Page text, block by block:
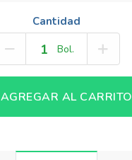
Cantidad
Bol.
AGREGAR AL CARRITO